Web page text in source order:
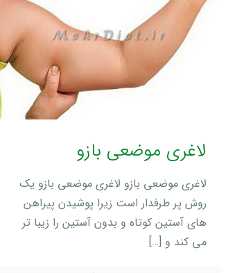
لاغری موضعی بازو
لاغری موضعی بازو لاغری موضعی بازو یک
روش پر طرفدار است زیرا پوشیدن پیراهن
های آستین کوتاه و بدون آستین را زیبا تر
می کند و […]